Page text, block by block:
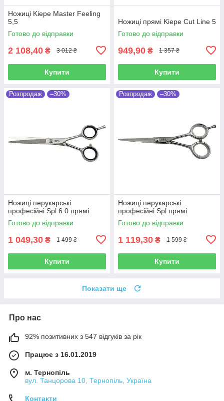
Ножиці Kiepe Master Feeling
5,5
Готово до відправки
2 108,40 ₴ 3 012 ₴
Купити
Ножиці прямі Kiepe Cut Line 5
Готово до відправки
949,90 ₴ 1 357 ₴
Купити
Розпродаж –30%
Ножиці перукарські
професійні Spl 6.0 прямі
Готово до відправки
1 049,30 ₴ 1 499 ₴
Купити
Розпродаж –30%
Ножиці перукарські
професійні Spl прямі
Готово до відправки
1 119,30 ₴ 1 599 ₴
Купити
Показати ще
Про нас
92% позитивних з 547 відгуків за рік
Працює з 16.01.2019
м. Тернопіль
вул. Танцорова 10, Тернопіль, Україна
Контакти